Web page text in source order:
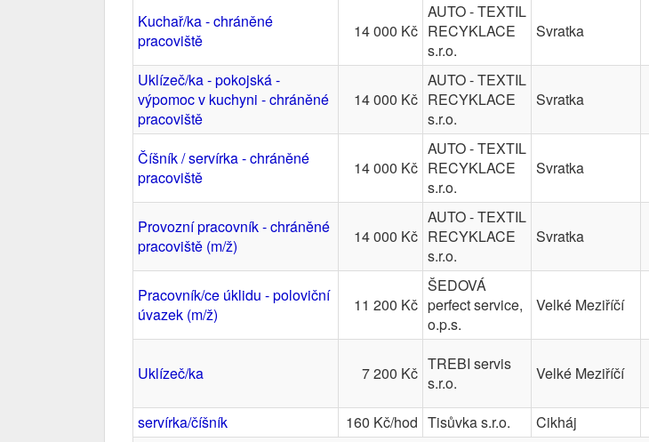
Kuchař/ka - chráněné
pracoviště
14 000 Kč
AUTO - TEXTIL
RECYKLACE
s.r.o.
Svratka
Uklízeč/ka - pokojská -
výpomoc v kuchyni - chráněné
pracoviště
14 000 Kč
AUTO - TEXTIL
RECYKLACE
s.r.o.
Svratka
Číšník / servírka - chráněné
pracoviště
14 000 Kč
AUTO - TEXTIL
RECYKLACE
s.r.o.
Svratka
Provozní pracovník - chráněné
pracoviště (m/ž)
14 000 Kč
AUTO - TEXTIL
RECYKLACE
s.r.o.
Svratka
Pracovník/ce úklidu - poloviční
úvazek (m/ž)
11 200 Kč
ŠEDOVÁ
perfect service,
o.p.s.
Velké Meziříčí
Uklízeč/ka 7 200 Kč TREBI servis
s.r.o.
Velké Meziříčí
servírka/číšník
160 Kč/hod Tisůvka s.r.o. Cikháj